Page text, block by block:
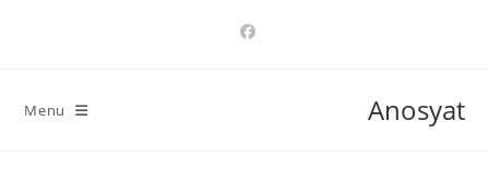
Anosyat
Menu